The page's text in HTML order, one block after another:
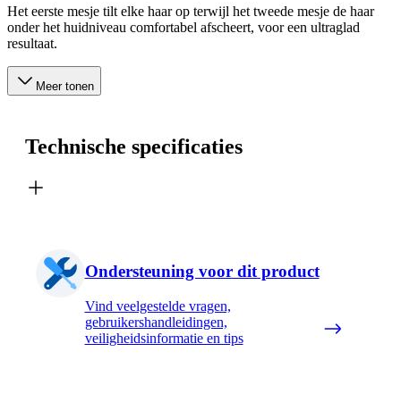
Het eerste mesje tilt elke haar op terwijl het tweede mesje de haar
onder het huidniveau comfortabel afscheert, voor een ultraglad
resultaat.
Meer tonen
Technische specificaties
Ondersteuning voor dit product
Vind veelgestelde vragen,
gebruikershandleidingen,
veiligheidsinformatie en tips